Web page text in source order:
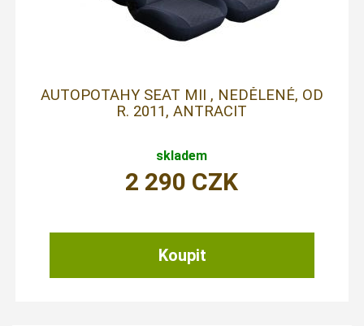
AUTOPOTAHY SEAT MII , NEDĚLENÉ, OD
R. 2011, ANTRACIT
skladem
2 290 CZK